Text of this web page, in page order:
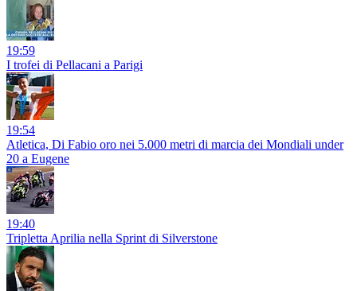
19:59
I trofei di Pellacani a Parigi
19:54
Atletica, Di Fabio oro nei 5.000 metri di marcia dei Mondiali under
20 a Eugene
19:40
Tripletta Aprilia nella Sprint di Silverstone